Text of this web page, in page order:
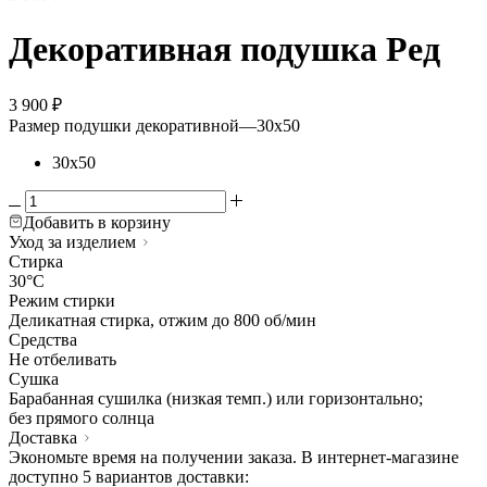
Декоративная подушка Ред
3 900 ₽
Размер подушки декоративной—30х50
30х50
Добавить в корзину
Уход за изделием
Стирка
30°C
Режим стирки
Деликатная стирка, отжим до 800 об/мин
Средства
Не отбеливать
Сушка
Барабанная сушилка (низкая темп.) или горизонтально;
без прямого солнца
Доставка
Экономьте время на получении заказа. В интернет-магазине
доступно 5 вариантов доставки: